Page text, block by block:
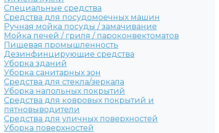
Специальные средства
Средства для посудомоечных машин
Ручная мойка посуды / замачивание
Мойка печей / гриля / пароконвектоматов
Пищевая промышленность
Дезинфинцирующие средства
Уборка зданий
Уборка санитарных зон
Средства для стекла/зеркала
Уборка напольных покрытий
Средства для ковровых покрытий и
пятновыводители
Средства для уличных поверхностей
Уборка поверхностей